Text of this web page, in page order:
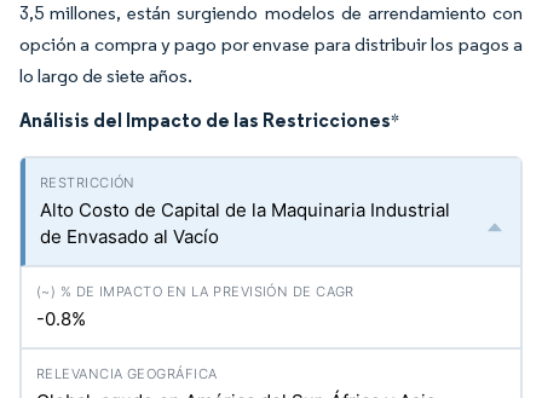
3,5 millones, están surgiendo modelos de arrendamiento con
opción a compra y pago por envase para distribuir los pagos a
lo largo de siete años.
Análisis del Impacto de las Restricciones*
Alto Costo de Capital de la Maquinaria Industrial
de Envasado al Vacío
-0.8%